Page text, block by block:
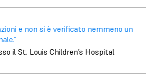
e non si è verificato nemmeno un
il St. Louis Children’s Hospital